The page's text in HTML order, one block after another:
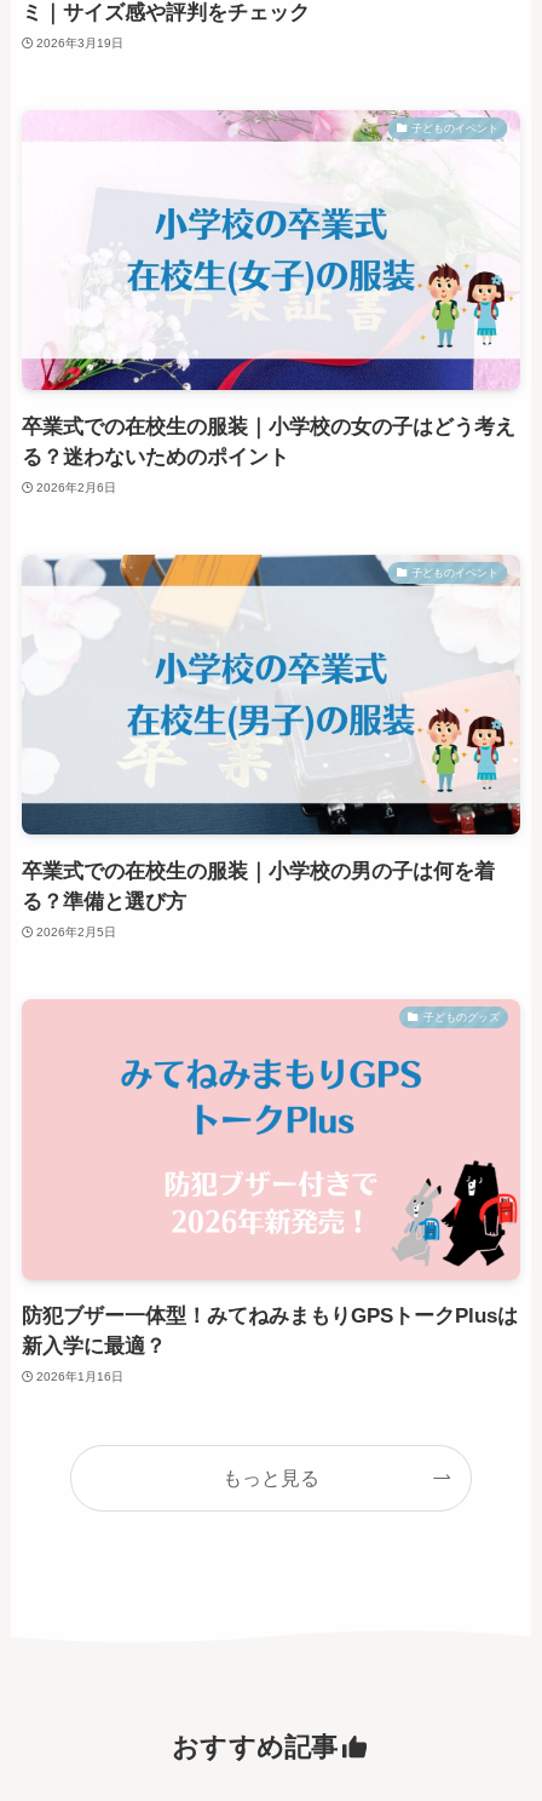
ミ｜サイズ感や評判をチェック
2026年3月19日
子どものイベント
卒業式での在校生の服装｜小学校の女の子はどう考え
る？迷わないためのポイント
2026年2月6日
子どものイベント
卒業式での在校生の服装｜小学校の男の子は何を着
る？準備と選び方
2026年2月5日
子どものグッズ
防犯ブザー一体型！みてねみまもりGPSトークPlusは
新入学に最適？
2026年1月16日
もっと見る
おすすめ記事